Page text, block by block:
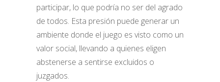
participar, lo que podría no ser del agrado
de todos. Esta presión puede generar un
ambiente donde el juego es visto como un
valor social, llevando a quienes eligen
abstenerse a sentirse excluidos o
juzgados.